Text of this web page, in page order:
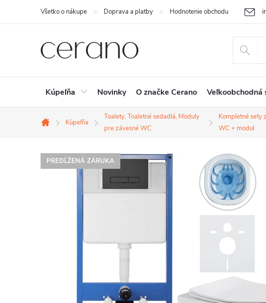
+421
Všetko o nákupe Doprava a platby Hodnotenie obchodu
Kúpeľňa Novinky O značke Cerano Veľkoobchodná
Domov
Kúpeľňa
Toalety, Toaletné sedadlá, Moduly
pre závesné WC
Kompletné sety
WC + modul
PREDĹŽENÁ ZÁRUKA